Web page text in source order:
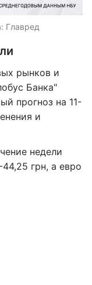
Главред
рынков и
Банка"
прогноз на 11-
и
недели
грн, а евро